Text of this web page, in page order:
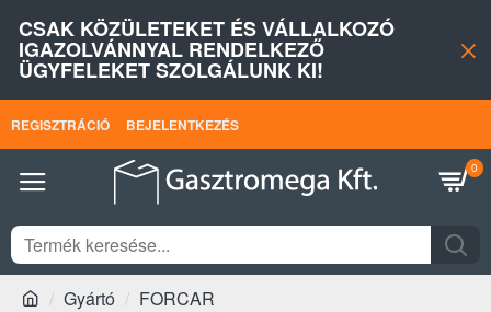
CSAK KÖZÜLETEKET ÉS VÁLLALKOZÓ
IGAZOLVÁNNYAL RENDELKEZŐ
ÜGYFELEKET SZOLGÁLUNK KI!
REGISZTRÁCIÓ BEJELENTKEZÉS
0
Gyártó FORCAR